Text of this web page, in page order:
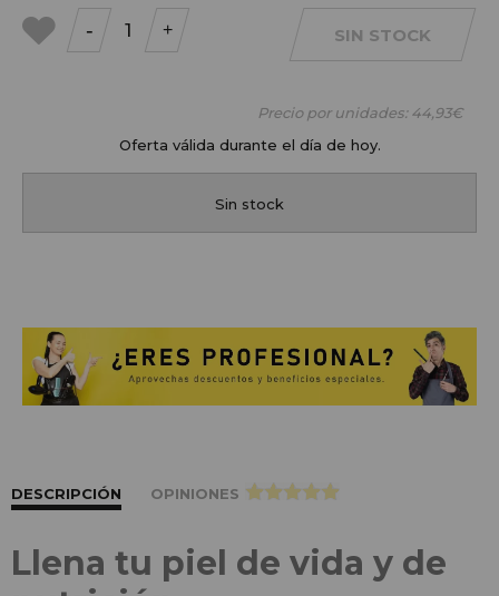
- + SIN STOCK
Precio por unidades:44,93€
Oferta válida durante el día de hoy.
Sin stock
DESCRIPCIÓN OPINIONES >
Llena tu piel de vida y de